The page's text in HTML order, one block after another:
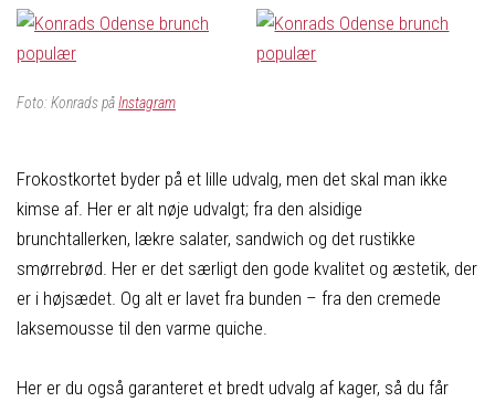
Foto: Konrads påInstagram
Frokostkortet byder på et lille udvalg, men det skal man ikke
kimse af. Her er alt nøje udvalgt; fra den alsidige
brunchtallerken, lækre salater, sandwich og det rustikke
smørrebrød. Her er det særligt den gode kvalitet og æstetik, der
er i højsædet. Og alt er lavet fra bunden – fra den cremede
laksemousse til den varme quiche.
Her er du også garanteret et bredt udvalg af kager, så du får